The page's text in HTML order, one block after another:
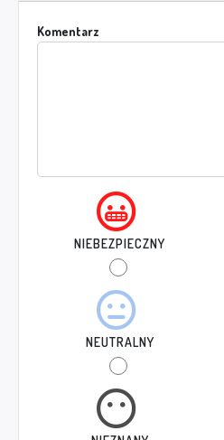
Komentarz
NIEBEZPIECZNY
NEUTRALNY